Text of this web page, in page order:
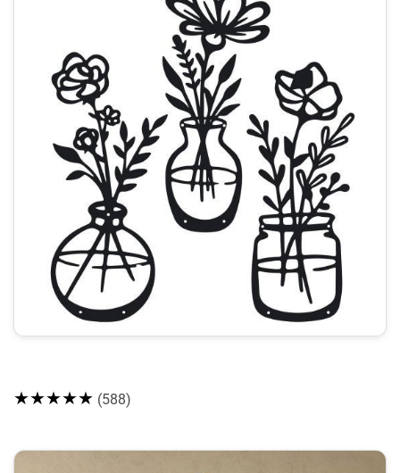
★★★★★ (588)